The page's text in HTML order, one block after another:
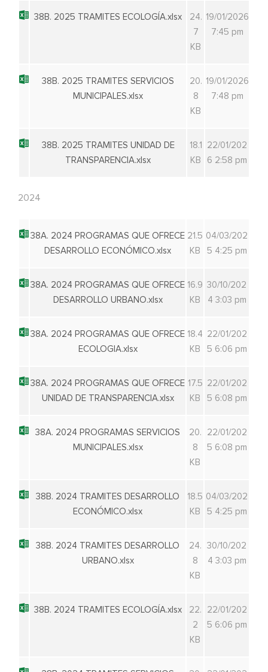
38B. 2025 TRAMITES ECOLOGÍA.xlsx
24.
7
KB
19/01/2026
7:45 pm
38B. 2025 TRAMITES SERVICIOS
MUNICIPALES.xlsx
20.
8
KB
19/01/2026
7:48 pm
38B. 2025 TRAMITES UNIDAD DE
TRANSPARENCIA.xlsx
18.1
KB
22/01/202
6 2:58 pm
2024
38A. 2024 PROGRAMAS QUE OFRECE
DESARROLLO ECONÓMICO.xlsx
21.5
KB
04/03/202
5 4:25 pm
38A. 2024 PROGRAMAS QUE OFRECE
DESARROLLO URBANO.xlsx
16.9
KB
30/10/202
4 3:03 pm
38A. 2024 PROGRAMAS QUE OFRECE
ECOLOGIA.xlsx
18.4
KB
22/01/202
5 6:06 pm
38A. 2024 PROGRAMAS QUE OFRECE
UNIDAD DE TRANSPARENCIA.xlsx
17.5
KB
22/01/202
5 6:08 pm
38A. 2024 PROGRAMAS SERVICIOS
MUNICIPALES.xlsx
20.
8
KB
22/01/202
5 6:08 pm
38B. 2024 TRAMITES DESARROLLO
ECONÓMICO.xlsx
18.5
KB
04/03/202
5 4:25 pm
38B. 2024 TRAMITES DESARROLLO
URBANO.xlsx
24.
8
KB
30/10/202
4 3:03 pm
38B. 2024 TRAMITES ECOLOGÍA.xlsx
22.
2
KB
22/01/202
5 6:06 pm